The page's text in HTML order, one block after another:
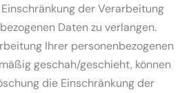
der Verar­beitung
Daten zu verlangen.
Ihrer perso­nen­be­zo­genen
geschah/geschieht, können
die Einschränkung der